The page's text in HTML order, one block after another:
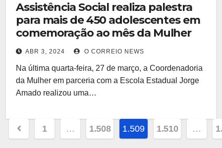
Assistência Social realiza palestra
para mais de 450 adolescentes em
comemoração ao mês da Mulher
ABR 3, 2024 O CORREIO NEWS
Na última quarta-feira, 27 de março, a Coordenadoria
da Mulher em parceria com a Escola Estadual Jorge
Amado realizou uma…
Paginação
1 … 1.508 1.509 1.510 …